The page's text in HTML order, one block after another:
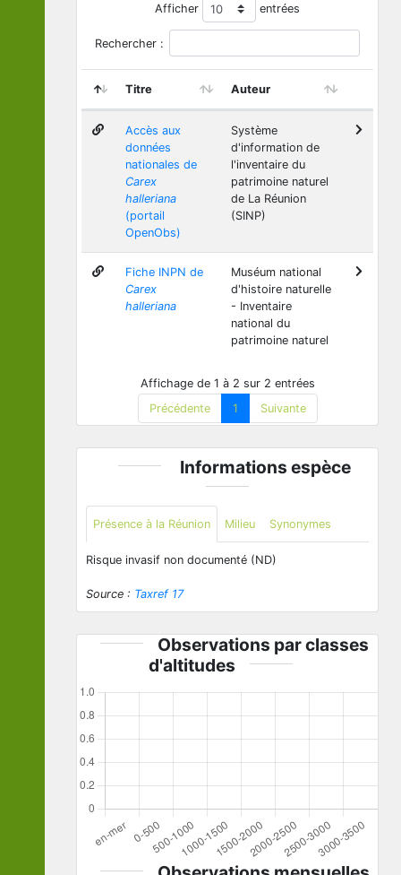
Afficher entrées
Rechercher :
Titre Auteur
Accès aux
données
nationales de
Carex
halleriana
(portail
OpenObs)
Système
d'information de
l'inventaire du
patrimoine naturel
de La Réunion
(SINP)
Fiche INPN de
Carex
halleriana
Muséum national
d'histoire naturelle
- Inventaire
national du
patrimoine naturel
Affichage de 1 à 2 sur 2 entrées
Précédente
1 Suivante
Informations espèce
Présence à la Réunion Milieu Synonymes
Risque invasif non documenté (ND)
Source : Taxref 17
Observations par classes
d'altitudes